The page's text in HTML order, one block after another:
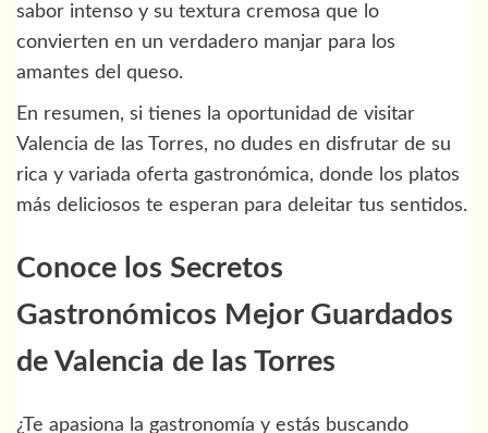
sabor intenso y su textura cremosa que lo
convierten en un verdadero manjar para los
amantes del queso.
En resumen, si tienes la oportunidad de visitar
Valencia de las Torres, no dudes en disfrutar de su
rica y variada oferta gastronómica, donde los platos
más deliciosos te esperan para deleitar tus sentidos.
Conoce los Secretos
Gastronómicos Mejor Guardados
de Valencia de las Torres
¿Te apasiona la gastronomía y estás buscando